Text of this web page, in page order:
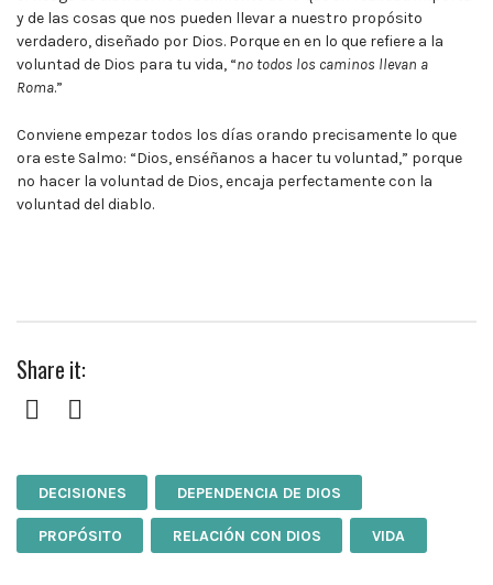
y de las cosas que nos pueden llevar a nuestro propósito
verdadero, diseñado por Dios. Porque en en lo que refiere a la
voluntad de Dios para tu vida, “no todos los caminos llevan a
Roma.”
Conviene empezar todos los días orando precisamente lo que
ora este Salmo: “Dios, enséñanos a hacer tu voluntad,” porque
no hacer la voluntad de Dios, encaja perfectamente con la
voluntad del diablo.
Share it:
Facebook
DECISIONES DEPENDENCIA DE DIOS
PROPÓSITO RELACIÓN CON DIOS VIDA